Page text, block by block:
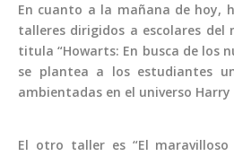
En cuanto a la mañana de hoy,
talleres dirigidos a escolares del
titula “Howarts: En busca de los
se plantea a los estudiantes
ambientadas en el universo
El otro taller es “El